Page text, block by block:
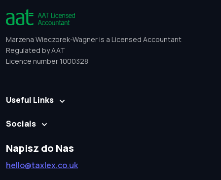
Marzena Wieczorek-Wagner is a Licensed Accountant
Regulated by AAT
Licence number 1000328
Useful Links
Socials
Napisz do Nas
hello@taxlex.co.uk